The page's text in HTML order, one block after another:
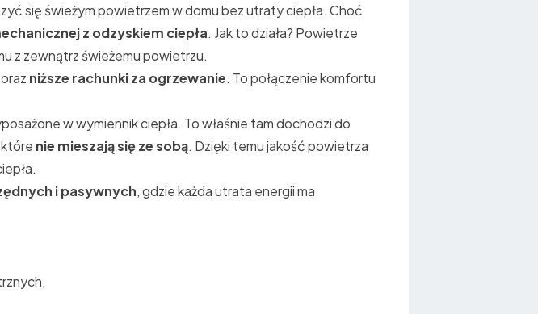
się świeżym powietrzem w domu bez utraty ciepła. Choć
z odzyskiem ciepła. Jak to działa? Powietrze
z zewnątrz świeżemu powietrzu.
niższe rachunki za ogrzewanie. To połączenie komfortu
w wymiennik ciepła. To właśnie tam dochodzi do
nie mieszają się ze sobą. Dzięki temu jakość powietrza
i pasywnych, gdzie każda utrata energii ma